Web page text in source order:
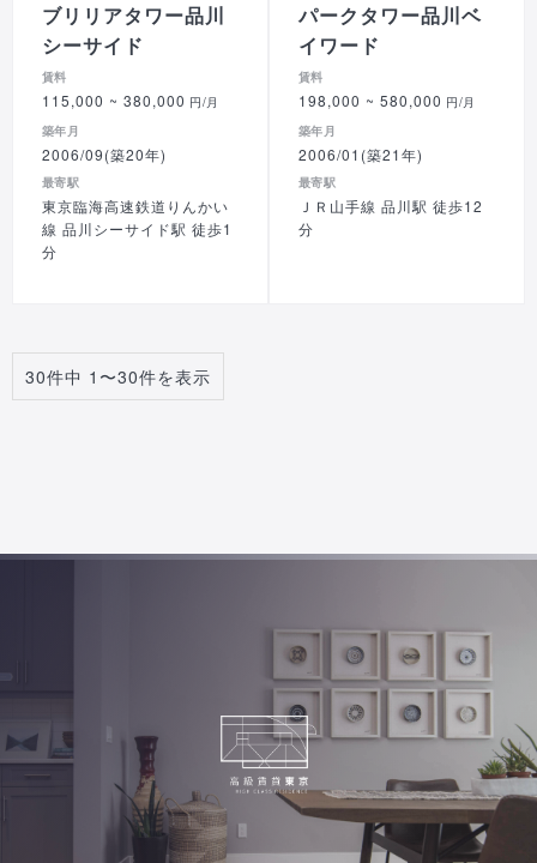
ブリリアタワー品川
シーサイド
賃料
115,000 ~ 380,000 円/月
築年月
2006/09(築20年)
最寄駅
東京臨海高速鉄道りんかい
線 品川シーサイド駅 徒歩1
分
パークタワー品川ベ
イワード
賃料
198,000 ~ 580,000 円/月
築年月
2006/01(築21年)
最寄駅
ＪＲ山手線 品川駅 徒歩12
分
30件中 1〜30件を表示